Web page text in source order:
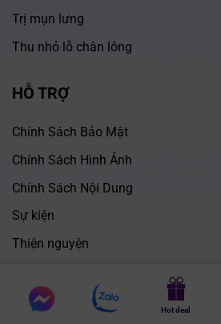
Trị mụn lưng
Thu nhỏ lỗ chân lông
HỖ TRỢ
Chính Sách Bảo Mật
Chính Sách Hình Ảnh
Chính Sách Nội Dung
Sự kiện
Thiện nguyện
Theo dõi chúng tôi tại:
Chat
messenger
Chat
Hot deal